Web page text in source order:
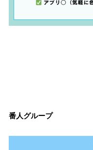
番人グループ